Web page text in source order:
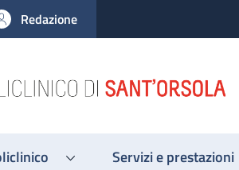
Redazione
Servizi e prestazioni